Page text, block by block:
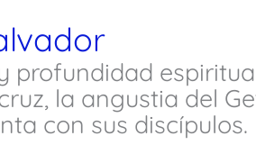
profundidad
la angustia del
con sus discípulos.